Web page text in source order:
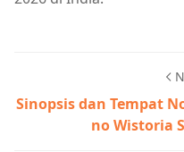
Sinopsis dan Tempat
no Wistoria